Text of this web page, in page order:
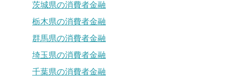
茨城県の消費者金融
栃木県の消費者金融
群馬県の消費者金融
埼玉県の消費者金融
千葉県の消費者金融